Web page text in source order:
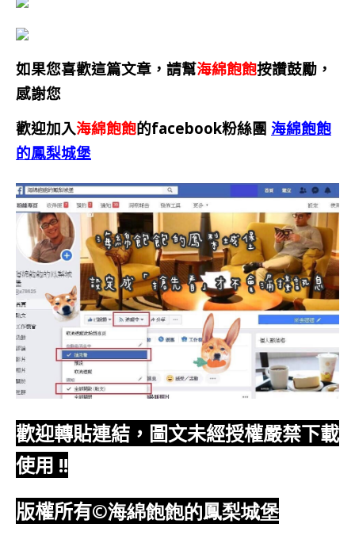
如果您喜歡這篇文章，請幫海綿飽飽按讚鼓勵，
感謝您
歡迎加入海綿飽飽的facebook粉絲團 海綿飽飽
的鳳梨城堡
歡迎轉貼連結，圖文未經授權嚴禁下載
使用 !!
版權所有©海綿飽飽的鳳梨城堡